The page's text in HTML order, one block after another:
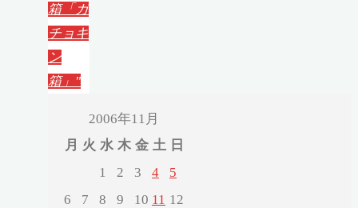
箱「ガ
チョキ
ン
箱」"
2006年11月
月 火 水 木 金 土 日
1
2 3 4
5
6
7 8 9 10 11 12